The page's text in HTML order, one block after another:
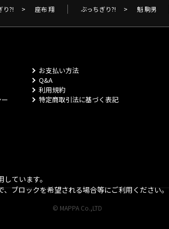
り?! > 座布 翔 ぶっちぎり?! > 魁 駒男
お支払い方法
Q&A
利用規約
特定商取引法に基づく表記
© MAPPA Co.,LTD
ています。
ブロックを希望される場合等にご利用ください。